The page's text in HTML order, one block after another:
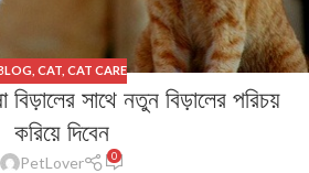
CAT CAT CARE
সাথে নতুন বিড়ালের পরিচয়
করিয়ে দিবেন
PetLover 0